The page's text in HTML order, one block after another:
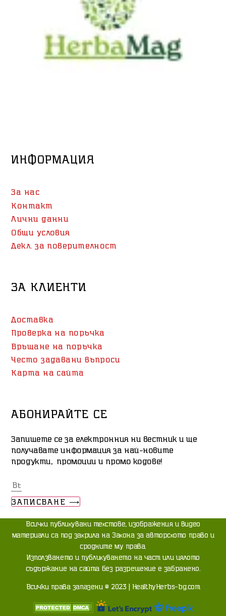
ИНФОРМАЦИЯ
За нас
Контакт
Лични данни
Общи условия
Декл. за поверителност
ЗА КЛИЕНТИ
Доставка
Проверка на поръчка
Връщане на поръчка
Често задавани въпроси
Карта на сайта
АБОНИРАЙТЕ СЕ
Запишете се за електронния ни вестник и ще
получавате информация за най-новите
продукти, промоции и промо кодове!
ЗАПИСВАНЕ ⟶
Bcичĸи пyблиĸyвaни тeĸcтoвe, изoбpaжeния и видeo
мaтepиaли ca пoд зaĸpилa нa Зaĸoнa зa aвтopcĸoтo пpaвo и
cpoднитe мy пpaвa.
Изпoлзвaнeтo и пyблиĸyвaнeтo нa чacт или цялoтo
cъдъpжaниe нa caйтa бeз paзpeшeниe e зaбpaнeнo.
Всички права запазени © 2023 | HealthyHerbs-bg.com